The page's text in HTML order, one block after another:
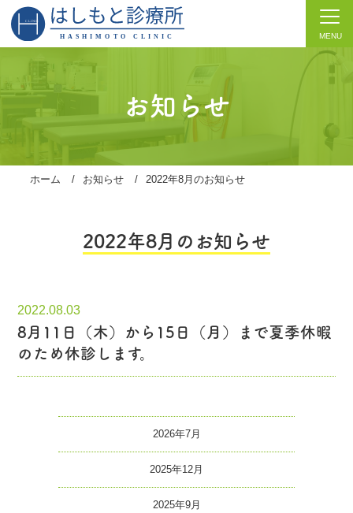
お知らせ
ホーム / お知らせ / 2022年8月のお知らせ
2022年8月のお知らせ
2022.08.03
8月11日（木）から15日（月）まで夏季休暇
のため休診します。
2026年7月
2025年12月
2025年9月
MENU